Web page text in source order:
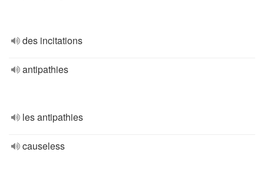
des incitations
antipathies
les antipathies
causeless